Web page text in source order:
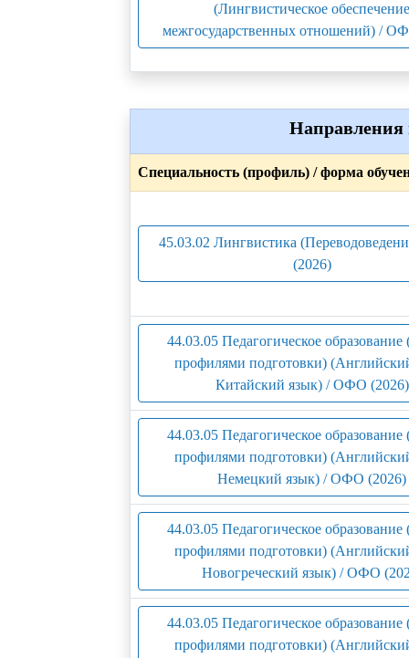
(Лингвистическое обеспечение
межгосударственных отношений) /
Направления
Специальность (профиль) / форма
45.03.02 Лингвистика
(2026)
44.03.05 Педагогическое образование
профилями подготовки)
Китайский язык) / ОФО (2026)
44.03.05 Педагогическое образование
профилями подготовки)
Немецкий язык) / ОФО (2026)
44.03.05 Педагогическое образование
профилями подготовки)
Новогреческий язык) / ОФО
44.03.05 Педагогическое образование
профилями подготовки)